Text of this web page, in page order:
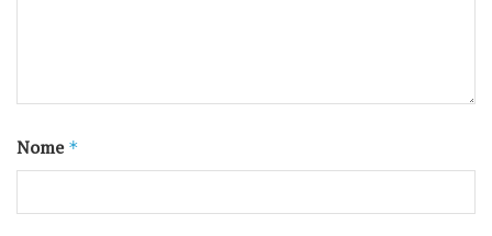
Nome *